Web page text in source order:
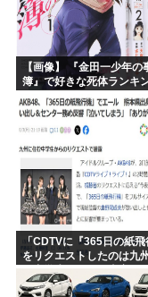
【画像】 『金田一少年の
簿』で好きな死体ランキ
位がこちら！
「CDTVに『365日の紙飛
をリクエストしたのは九
む中学生」←この事実っ
デカいよな【AKB48】